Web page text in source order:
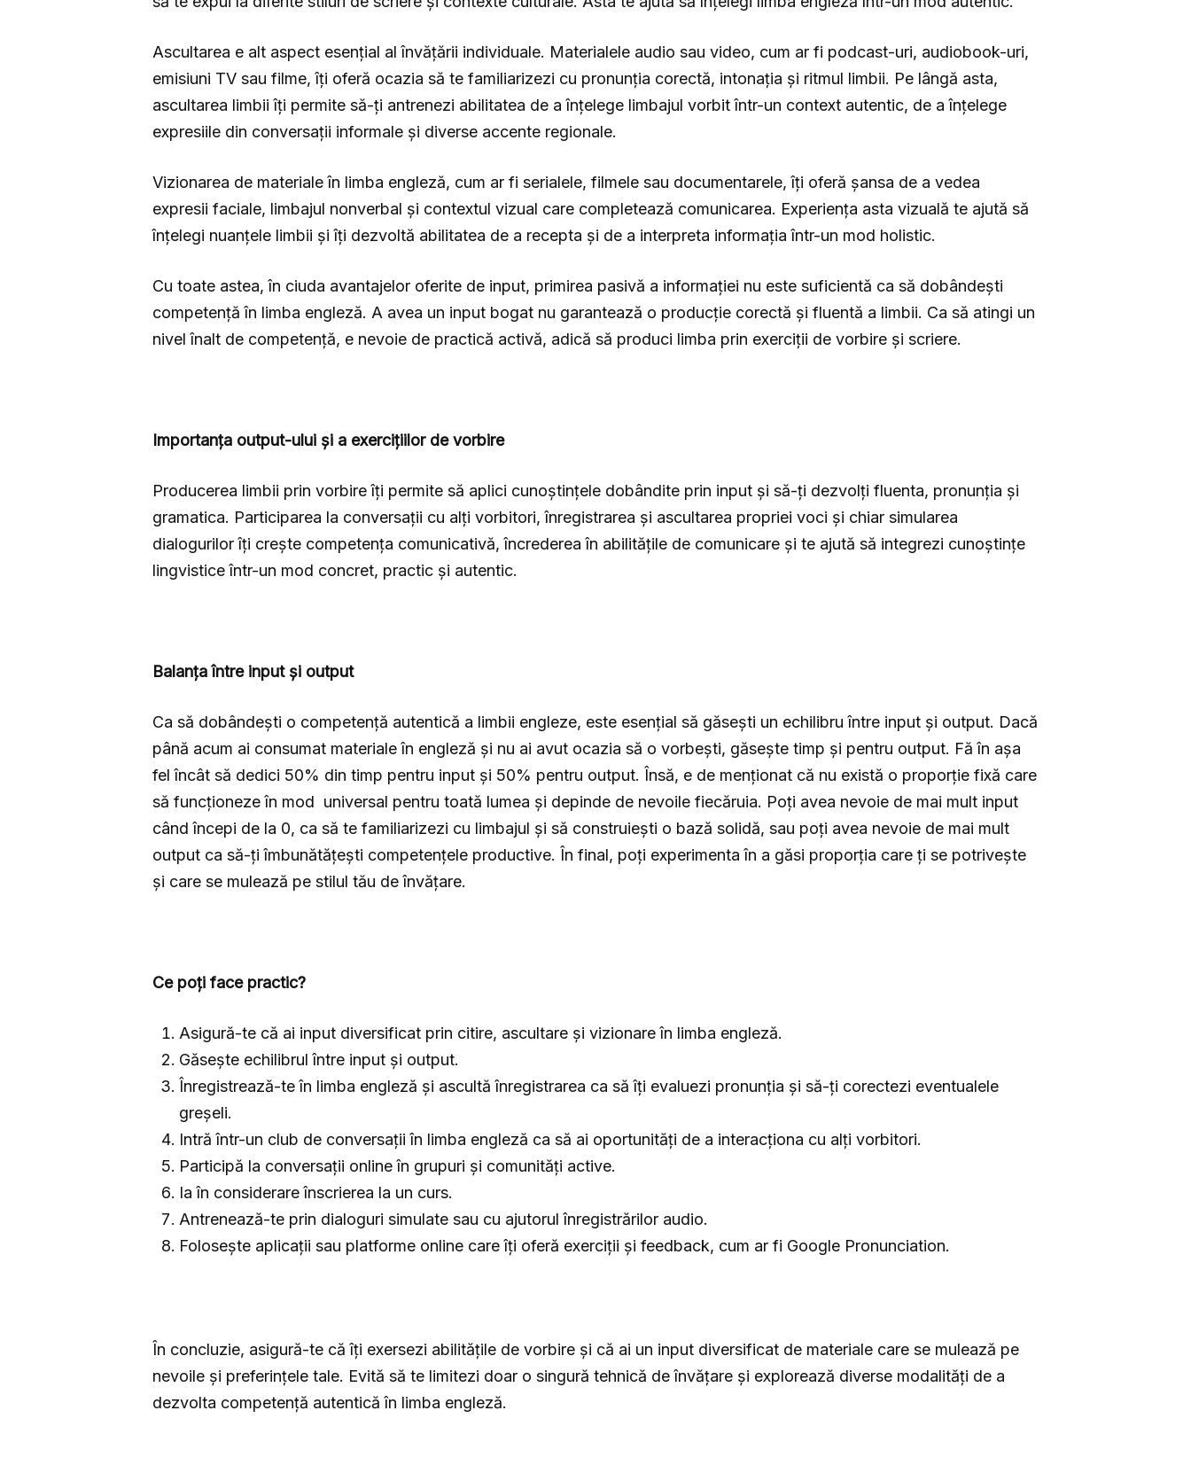
Ascultarea e alt aspect esențial al învățării individuale. Materialele audio sau video, cum ar fi podcast-uri, audiobook-uri,
emisiuni TV sau filme, îți oferă ocazia să te familiarizezi cu pronunția corectă, intonația și ritmul limbii. Pe lângă asta,
ascultarea limbii îți permite să-ți antrenezi abilitatea de a înțelege limbajul vorbit într-un context autentic, de a înțelege
expresiile din conversații informale și diverse accente regionale.
Vizionarea de materiale în limba engleză, cum ar fi serialele, filmele sau documentarele, îți oferă șansa de a vedea
expresii faciale, limbajul nonverbal și contextul vizual care completează comunicarea. Experiența asta vizuală te ajută să
înțelegi nuanțele limbii și îți dezvoltă abilitatea de a recepta și de a interpreta informația într-un mod holistic.
Cu toate astea, în ciuda avantajelor oferite de input, primirea pasivă a informației nu este suficientă ca să dobândești
competență în limba engleză. A avea un input bogat nu garantează o producție corectă și fluentă a limbii. Ca să atingi un
nivel înalt de competență, e nevoie de practică activă, adică să produci limba prin exerciții de vorbire și scriere.
Importanța output-ului și a exercițiilor de vorbire
Producerea limbii prin vorbire îți permite să aplici cunoștințele dobândite prin input și să-ți dezvolți fluenta, pronunția și
gramatica. Participarea la conversații cu alți vorbitori, înregistrarea și ascultarea propriei voci și chiar simularea
dialogurilor îți crește competența comunicativă, încrederea în abilitățile de comunicare și te ajută să integrezi cunoștințe
lingvistice într-un mod concret, practic și autentic.
Balanța între input și output
Ca să dobândești o competență autentică a limbii engleze, este esențial să găsești un echilibru între input și output. Dacă
până acum ai consumat materiale în engleză și nu ai avut ocazia să o vorbești, găsește timp și pentru output. Fă în așa
fel încât să dedici 50% din timp pentru input și 50% pentru output. Însă, e de menționat că nu există o proporție fixă care
să funcționeze în mod universal pentru toată lumea și depinde de nevoile fiecăruia. Poți avea nevoie de mai mult input
când începi de la 0, ca să te familiarizezi cu limbajul și să construiești o bază solidă, sau poți avea nevoie de mai mult
output ca să-ți îmbunătățești competențele productive. În final, poți experimenta în a găsi proporția care ți se potrivește
și care se mulează pe stilul tău de învățare.
Ce poți face practic?
Asigură-te că ai input diversificat prin citire, ascultare și vizionare în limba engleză.
Găsește echilibrul între input și output.
Înregistrează-te în limba engleză și ascultă înregistrarea ca să îți evaluezi pronunția și să-ți corectezi eventualele
greșeli.
Intră într-un club de conversații în limba engleză ca să ai oportunități de a interacționa cu alți vorbitori.
Participă la conversații online în grupuri și comunități active.
Ia în considerare înscrierea la un curs.
Antrenează-te prin dialoguri simulate sau cu ajutorul înregistrărilor audio.
Folosește aplicații sau platforme online care îți oferă exerciții și feedback, cum ar fi Google Pronunciation.
În concluzie, asigură-te că îți exersezi abilitățile de vorbire și că ai un input diversificat de materiale care se mulează pe
nevoile și preferințele tale. Evită să te limitezi doar o singură tehnică de învățare și explorează diverse modalități de a
dezvolta competență autentică în limba engleză.